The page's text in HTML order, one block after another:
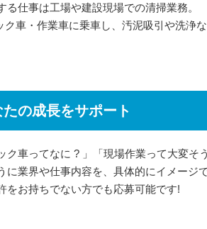
る仕事は工場や建設現場での清掃業務。
ク車・作業車に乗車し、汚泥吸引や洗浄な
たの成長をサポート
ク車ってなに ? 」「現場作業って大変そ
に業界や仕事内容を、具体的にイメージ
をお持ちでない方でも応募可能です!